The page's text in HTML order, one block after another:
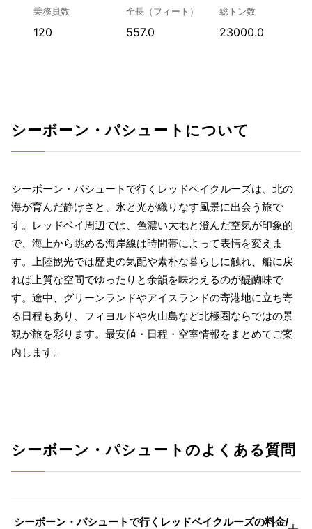
乗務員数
120
全長（フィート）
557.0
総トン数
23000.0
シーボーン・パシュートについて
シーボーン・パシュートで行くレッドベイクルーズは、北の
海が育んだ静けさと、氷と光が織りなす風景に出会う旅で
す。レッドベイ周辺では、色濃い大地と澄んだ空気が印象的
で、海上から眺める海岸線は時間帯によって表情を変えま
す。上陸観光では歴史の気配や素朴な暮らしに触れ、船に戻
れば上質な空間でゆったりと余韻を味わえるのが醍醐味で
す。途中、グリーンランドやアイスランドの寄港地に立ち寄
る日程もあり、フィヨルドや火山島など北極圏ならではの景
観が旅を彩ります。最安値・日程・空室情報をまとめてご案
内します。
シーボーン・パシュートのよくある質問
シーボーン・パシュートで行くレッドベイクルーズの料金/